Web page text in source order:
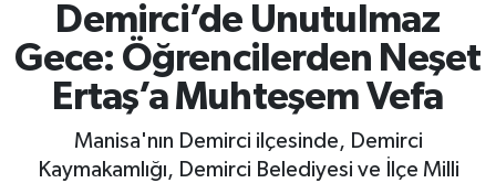
Demirci’de Unutulmaz
Gece: Öğrencilerden Neşet
Ertaş’a Muhteşem Vefa
Manisa'nın Demirci ilçesinde, Demirci
Kaymakamlığı, Demirci Belediyesi ve İlçe Milli
SPOR
TARIM
SİYASET
Eğitim
Kültür Sanat
Manisa
Tüm Manşetler
Son Dakika Haberleri
Haber Arşivi